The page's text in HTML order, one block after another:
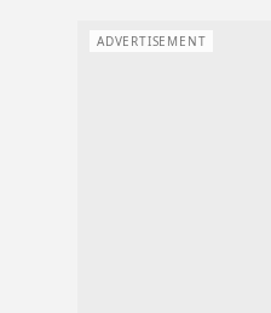
ADVERTISEMENT